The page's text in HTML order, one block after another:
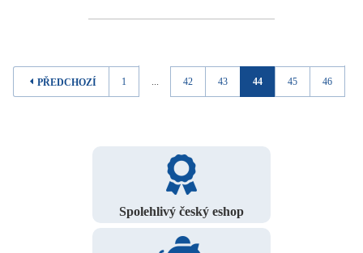
PŘEDCHOZÍ 1 ... 42 43 44 45 46
Spolehlivý český eshop